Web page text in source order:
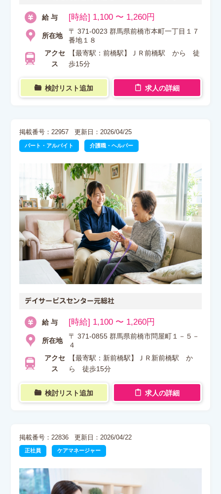
給 与 [時給] 1,100 〜 1,260円
所在地
〒 371-0023 群馬県前橋市本町一丁目１７
番地１８
アクセ
ス
【最寄駅：前橋駅】ＪＲ前橋駅 から 徒
歩15分
検討リスト追加 求人の詳細
掲載番号：22957 更新日：2026/04/25
パート・アルバイト 介護職・ヘルパー
デイサービスセンター元総社
給 与 [時給] 1,100 〜 1,260円
所在地
〒 371-0855 群馬県前橋市問屋町１－５－
４
アクセ
ス
【最寄駅：新前橋駅】ＪＲ新前橋駅 か
ら 徒歩15分
検討リスト追加 求人の詳細
掲載番号：22836 更新日：2026/04/22
正社員 ケアマネージャー